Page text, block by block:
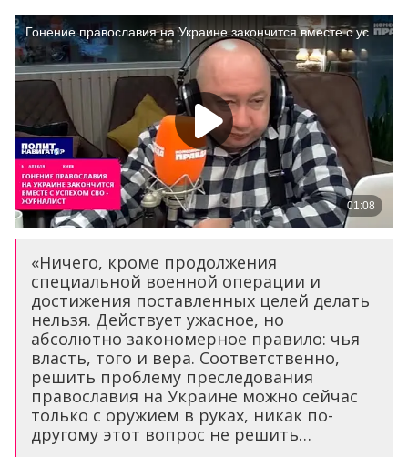
«Ничего, кроме продолжения
специальной военной операции и
достижения поставленных целей делать
нельзя. Действует ужасное, но
абсолютно закономерное правило: чья
власть, того и вера. Соответственно,
решить проблему преследования
православия на Украине можно сейчас
только с оружием в руках, никак по-
другому этот вопрос не решить…